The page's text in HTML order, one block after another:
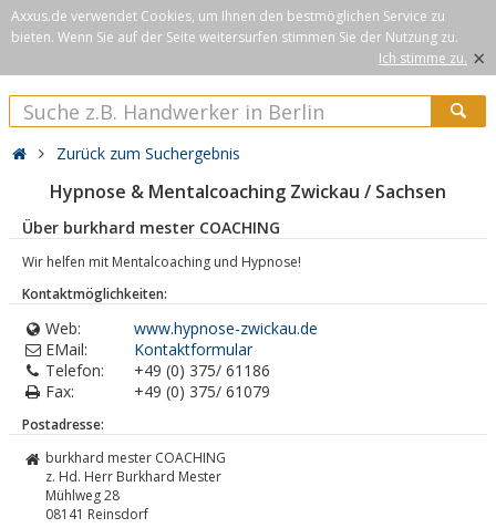
Axxus.de verwendet Cookies, um Ihnen den bestmöglichen Service zu
bieten. Wenn Sie auf der Seite weitersurfen stimmen Sie der Nutzung zu.
Ich stimme zu. ×
Zurück zum Suchergebnis
Hypnose & Mentalcoaching Zwickau / Sachsen
Über burkhard mester COACHING
Wir helfen mit Mentalcoaching und Hypnose!
Kontaktmöglichkeiten:
Web:
www.hypnose-zwickau.de
EMail:
Kontaktformular
Telefon:
+49 (0) 375/ 61186
Fax:
+49 (0) 375/ 61079
Postadresse:
burkhard mester COACHING
z. Hd. Herr Burkhard Mester
Mühlweg 28
08141 Reinsdorf